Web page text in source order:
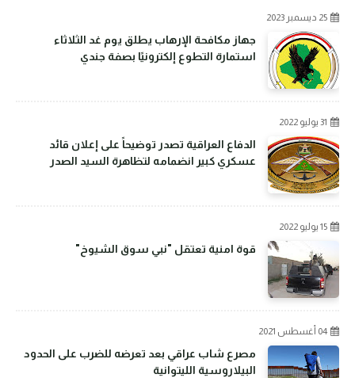
25 ديسمبر 2023
جهاز مكافحة الإرهاب يطلق يوم غد الثلاثاء
استمارة التطوع إلكترونيًا بصفة جندي
31 يوليو 2022
الدفاع العراقية تصدر توضيحاً على إعلان قائد
عسكري كبير انضمامه لتظاهرة السيد الصدر
15 يوليو 2022
قوة امنية تعتقل "نبي سوق الشيوخ"
04 أغسطس 2021
مصرع شاب عراقي بعد تعرضه للضرب على الحدود
البيلاروسية الليتوانية